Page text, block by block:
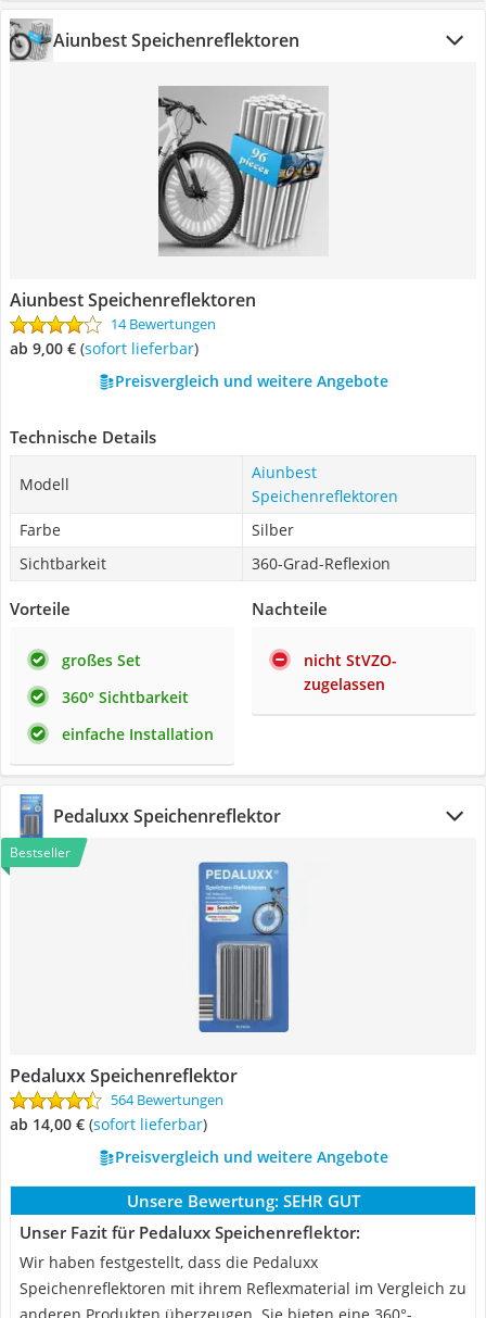
Aiunbest Speichenreflektoren
Aiunbest Speichenreflektoren
14 Bewertungen
ab 9,00 € ( Sofort lieferbar)
Preisvergleich und weitere Angebote
Technische Details
Modell
Aiunbest
Speichenreflektoren
Farbe
Silber
Sichtbarkeit
360-Grad-Reflexion
Vorteile
großes Set
360° Sichtbarkeit
einfache Installation
Nachteile
nicht StVZO-
zugelassen
Pedaluxx Speichenreflektor
Bestseller
Pedaluxx Speichenreflektor
564 Bewertungen
ab 14,00 € ( Sofort lieferbar)
Preisvergleich und weitere Angebote
Unsere Bewertung: SEHR GUT
Unser Fazit für Pedaluxx Speichenreflektor:
Wir haben festgestellt, dass die Pedaluxx
Speichenreflektoren mit ihrem Reflexmaterial im Vergleich zu